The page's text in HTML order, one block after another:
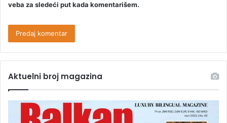
veba za sledeći put kada komentarišem.
Aktuelni broj magazina